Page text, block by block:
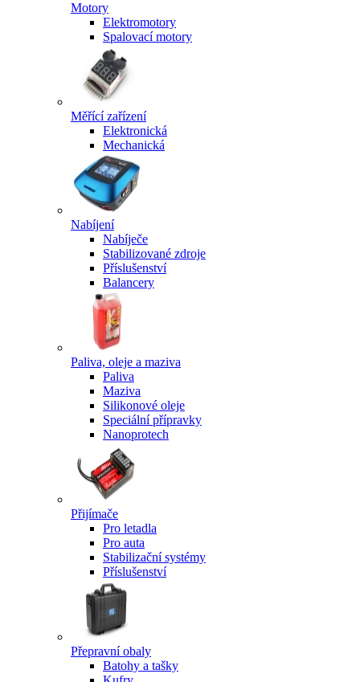
Motory
Elektromotory
Spalovací motory
Měřící zařízení
Elektronická
Mechanická
Nabíjení
Nabíječe
Stabilizované zdroje
Příslušenství
Balancery
Paliva, oleje a maziva
Paliva
Maziva
Silikonové oleje
Speciální přípravky
Nanoprotech
Přijímače
Pro letadla
Pro auta
Stabilizační systémy
Příslušenství
Přepravní obaly
Batohy a tašky